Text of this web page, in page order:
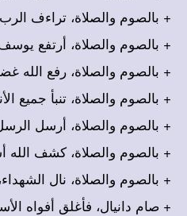
+ بالصوم والصلاة، تراءف
+ بالصوم والصلاة، أرتفع
+ بالصوم والصلاة، رفع الله
+ بالصوم والصلاة، تنبأ جميع
+ بالصوم والصلاة، أرسل
+ بالصوم والصلاة، كشف الله
+ بالصوم والصلاة، نال
+ صام دانيال، فأغلق أفواه